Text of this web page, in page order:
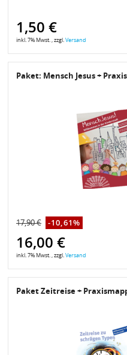
1,50 €
inkl. 7% Mwst. , zzgl.Versand
Paket: Mensch Jesus +
17,90 € -10,61%
16,00 €
inkl. 7% Mwst. , zzgl.Versand
Paket Zeitreise +